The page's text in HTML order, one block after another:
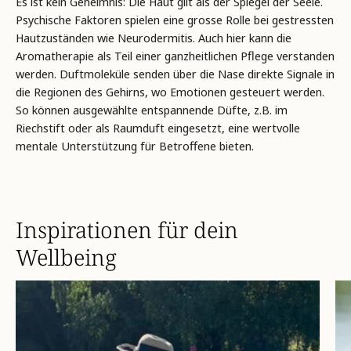
Psychische Faktoren spielen eine grosse Rolle bei gestressten
Hautzuständen wie Neurodermitis. Auch hier kann die
Aromatherapie als Teil einer ganzheitlichen Pflege verstanden
werden. Duftmoleküle senden über die Nase direkte Signale in
die Regionen des Gehirns, wo Emotionen gesteuert werden.
So können ausgewählte entspannende Düfte, z.B. im
Riechstift oder als Raumduft eingesetzt, eine wertvolle
mentale Unterstützung für Betroffene bieten.
Inspirationen für dein
Wellbeing